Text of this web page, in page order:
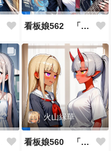
看板娘562 「八木沼千絵のよもやま話」
火山縁華
看板娘560 「緋山一族」